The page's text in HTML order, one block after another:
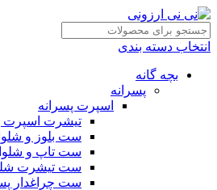
انتخاب دسته بندی
بچه گانه
پسرانه
اسپرت پسرانه
تیشرت اسپرت
ست بلوز و
ست تاپ و
ست تیشرت
ست چراغدار